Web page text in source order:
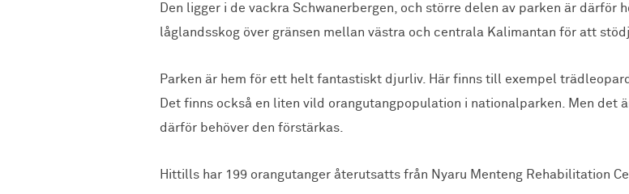
Den ligger i de vackra Schwanerbergen, och större delen av parken är därför
låglandsskog över gränsen mellan västra och centrala Kalimantan för att
Parken är hem för ett helt fantastiskt djurliv. Här finns till exempel
Det finns också en liten vild orangutangpopulation i nationalparken. Men det
därför behöver den förstärkas.
Hittills har 199 orangutanger återutsatts från Nyaru Menteng Rehabilitation